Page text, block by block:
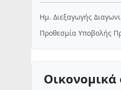
Ημ. Διεξαγωγής
Προθεσμία Υποβολής
Οικονομικά